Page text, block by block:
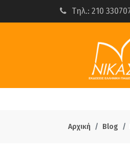
Τηλ.: 210
Αρχική Blog